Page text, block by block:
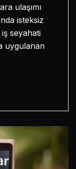
ulaşımı
isteksiz
seyahati
uygulanan